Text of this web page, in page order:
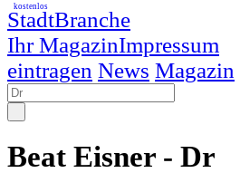
StadtBranche
Ihr MagazinImpressum
kostenlos
eintragen News Magazin
Beat Eisner - Dr